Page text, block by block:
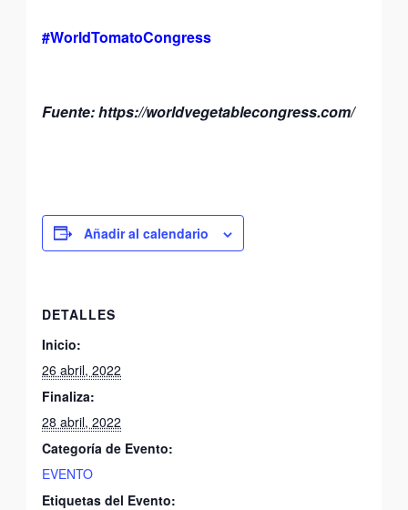
#WorldTomatoCongress
Fuente: https://worldvegetablecongress.com/
Añadir al calendario
DETALLES
Inicio:
26 abril, 2022
Finaliza:
28 abril, 2022
Categoría de Evento:
EVENTO
Etiquetas del Evento: